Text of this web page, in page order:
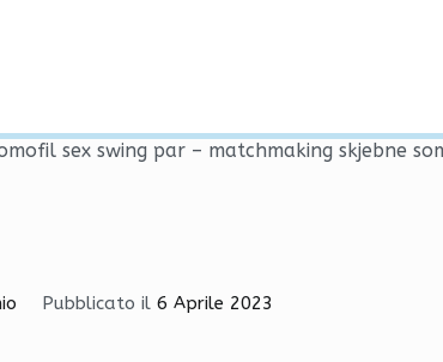
sex swing par –
sex swing par – matchmaking skjebne
Pubblicato il6 Aprile 2023